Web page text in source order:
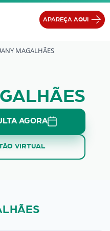
APAREÇA AQUI
MAGALHÃES
AGORA
VIRTUAL